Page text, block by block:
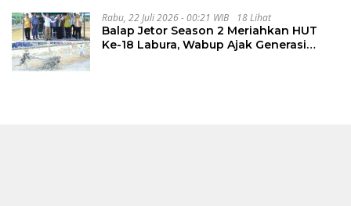
Rabu, 22 Juli 2026 - 00:21 WIB 18 Lihat
Balap Jetor Season 2 Meriahkan HUT
Ke-18 Labura, Wabup Ajak Generasi